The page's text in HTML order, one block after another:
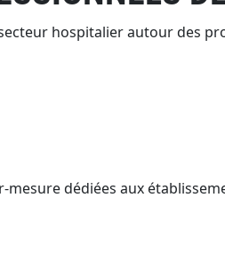
hospitalier autour des
dédiées aux